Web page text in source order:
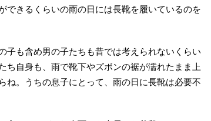
できるくらいの雨の日には長靴を履いているのを
子も含め男の子たちも昔では考えられないくらい
ち自身も、雨で靴下やズボンの裾が濡れたまま上
ね。うちの息子にとって、雨の日に長靴は必要不